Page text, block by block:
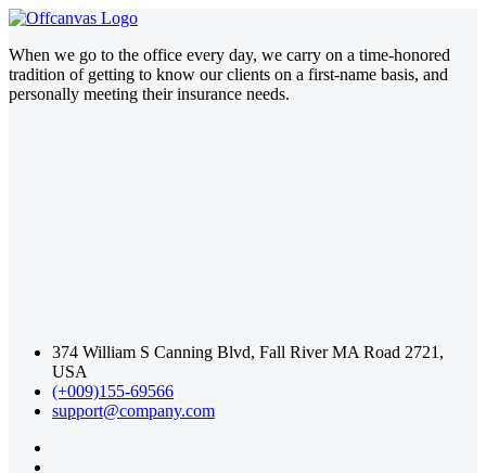
When we go to the office every day, we carry on a time-honored
tradition of getting to know our clients on a first-name basis, and
personally meeting their insurance needs.
374 William S Canning Blvd, Fall River MA Road 2721,
USA
(+009)155-69566
support@company.com